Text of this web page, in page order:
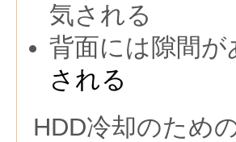
気される
背面には隙間
される
HDD冷却のため